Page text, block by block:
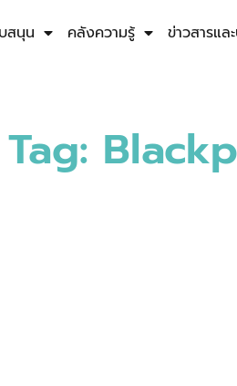
สนุน คลังความรู้ ข่าวสารแล
Tag: